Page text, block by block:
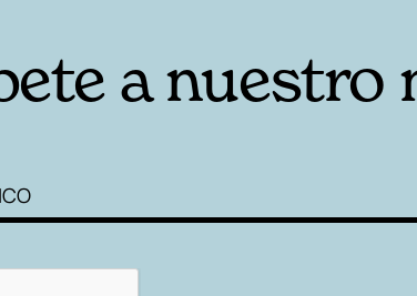
a nuestro